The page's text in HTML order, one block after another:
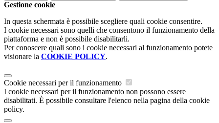
Gestione cookie
In questa schermata è possibile scegliere quali cookie consentire.
I cookie necessari sono quelli che consentono il funzionamento della
piattaforma e non è possibile disabilitarli.
Per conoscere quali sono i cookie necessari al funzionamento potete
visionare la COOKIE POLICY.
Cookie necessari per il funzionamento
I cookie necessari per il funzionamento non possono essere
disabilitati. È possibile consultare l'elenco nella pagina della cookie
policy.